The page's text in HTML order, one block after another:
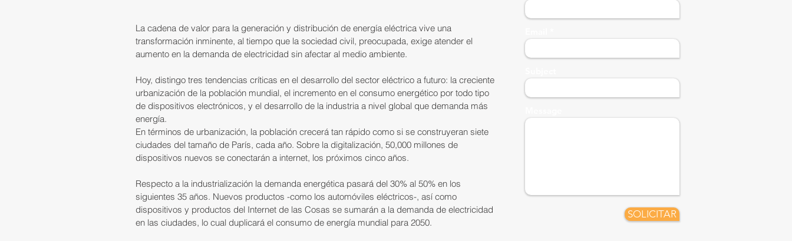
La cadena de valor para la generación y distribución de energía eléctrica vive una
transformación inminente, al tiempo que la sociedad civil, preocupada, exige atender el
aumento en la demanda de electricidad sin afectar al medio ambiente.
Hoy, distingo tres tendencias críticas en el desarrollo del sector eléctrico a futuro: la creciente
urbanización de la población mundial, el incremento en el consumo energético por todo tipo
de dispositivos electrónicos, y el desarrollo de la industria a nivel global que demanda más
energía.
En términos de urbanización, la población crecerá tan rápido como si se construyeran siete
ciudades del tamaño de París, cada año. Sobre la digitalización, 50,000 millones de
dispositivos nuevos se conectarán a internet, los próximos cinco años.
Respecto a la industrialización la demanda energética pasará del 30% al 50% en los
siguientes 35 años. Nuevos productos -como los automóviles eléctricos-, así como
dispositivos y productos del Internet de las Cosas se sumarán a la demanda de electricidad
en las ciudades, lo cual duplicará el consumo de energía mundial para 2050.
SOLICITAR